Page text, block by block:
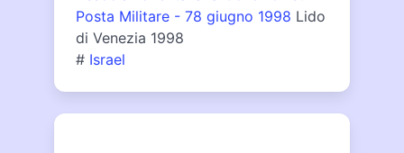
Posta Militare - 78 giugno 1998 Lido
di Venezia 1998
# Israel